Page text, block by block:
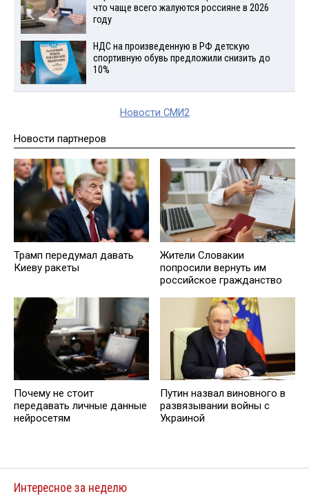
что чаще всего жалуются россияне в 2026
году
НДС на произведенную в РФ детскую
спортивную обувь предложили снизить до
10%
Новости СМИ2
Новости партнеров
Трамп передумал давать
Киеву ракеты
Жители Словакии
попросили вернуть им
российское гражданство
Почему не стоит
передавать личные данные
нейросетям
Путин назвал виновного в
развязывании войны с
Украиной
Интересное за неделю